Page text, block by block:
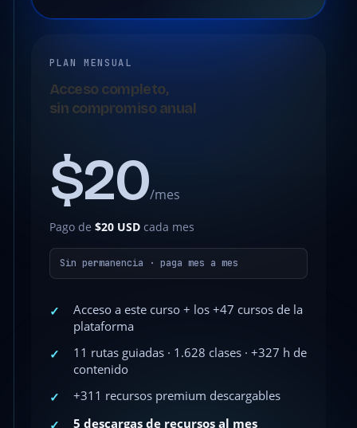
PLAN MENSUAL
Acceso completo,
sin compromiso anual
$20/mes
Pago de $20 USDcada mes
Sin permanencia · paga mes a mes
✓
Acceso a este curso + los +47 cursos de la
plataforma
✓
11 rutas guiadas · 1.628 clases · +327 h de
contenido
✓
+311 recursos premium descargables
5 descargas de recursos al mes